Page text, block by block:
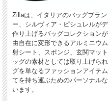
Zillaは、イタリアのバッグブラ
ー、シルヴィア・ピシュレルが
作り上げるバッグコレクション
由自在に変形できるアルミニウ
射シート、スポンジ、玄関マッ
ッグの素材としては取り上げら
グを単なるファッションアイテ
てを持ち運ぶためのパーソナル
います。